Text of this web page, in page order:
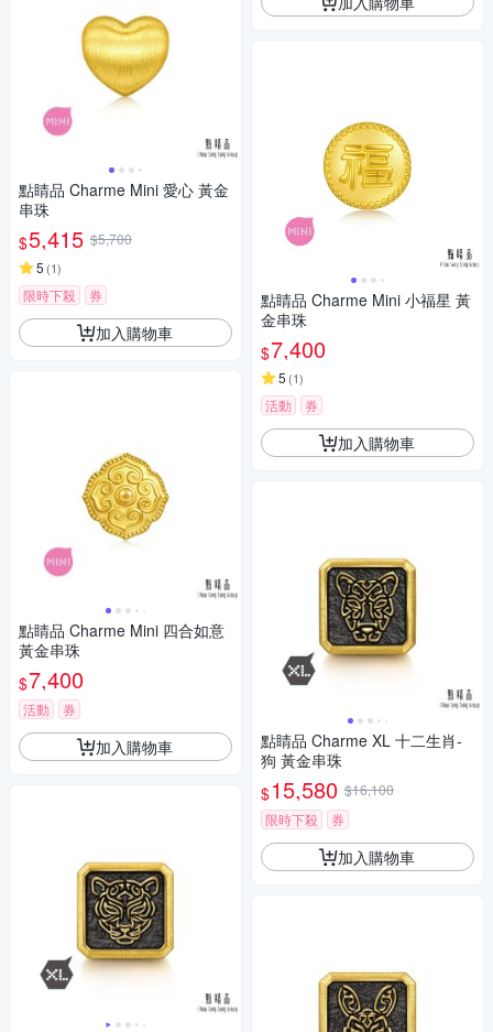
點睛品 Charme Mini 愛心 黃金
串珠
$5,415 $5,700
5 (1)
限時下殺 券
加入購物車
點睛品 Charme Mini 四合如意
黃金串珠
$7,400
活動 券
加入購物車
點睛品 Charme Mini 小福星 黃
金串珠
$7,400
5 (1)
活動 券
加入購物車
點睛品 Charme XL 十二生肖-
狗 黃金串珠
$15,580 $16,100
限時下殺
券
加入購物車